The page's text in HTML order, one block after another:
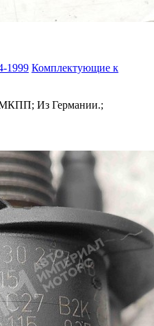
1999 Комплектующие к
МКПП; Из Германии.;